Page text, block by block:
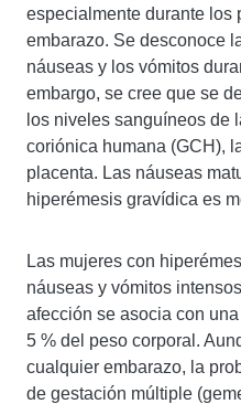
especialmente durante los
embarazo. Se desconoce
náuseas y los vómitos
embargo, se cree que se
los niveles sanguíneos de
coriónica humana (GCH),
placenta. Las náuseas
hiperémesis gravídica es
Las mujeres con
náuseas y vómitos
afección se asocia con
5 % del peso corporal.
cualquier embarazo, la
de gestación múltiple